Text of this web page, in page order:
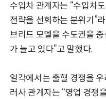
수입차 관계자는 “수입차
전략을 선회하는 분위기”
브리드 모델을 수도권을
가 늘고 있다”고 말했다.
일각에서는 출혈 경쟁을
러사 관계자는 “영업 경쟁